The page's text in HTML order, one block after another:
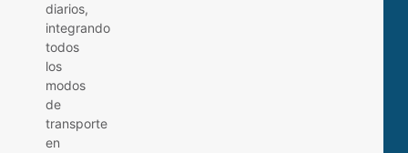
diarios,
integrando
todos
los
modos
de
transporte
en